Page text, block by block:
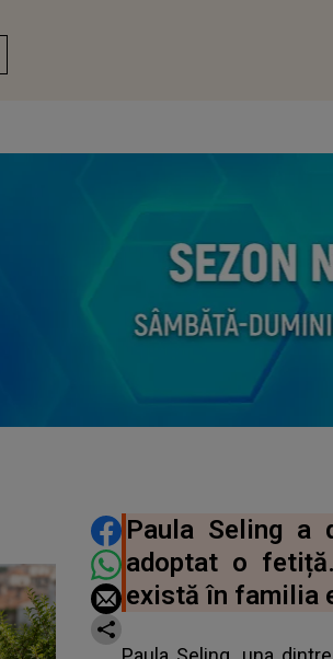
DISTRIBUIE
Paula Seling a
adoptat o
există în familia